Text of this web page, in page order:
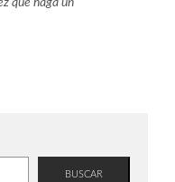
que haga un
BUSCAR